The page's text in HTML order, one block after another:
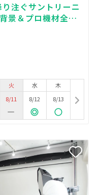
注ぐサントリーニ
景＆プロ機材全て
火
8/11
水
8/12
木
8/13